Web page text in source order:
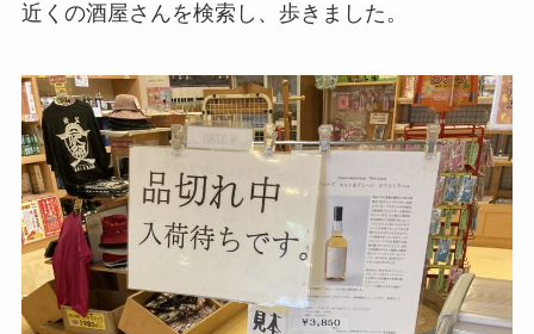
近くの酒屋さんを検索し、歩きました。